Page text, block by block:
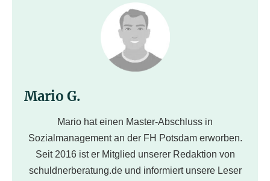
Mario G.
Mario hat einen Master-Abschluss in
Sozialmanagement an der FH Potsdam erworben.
Seit 2016 ist er Mitglied unserer Redaktion von
schuldnerberatung.de und informiert unsere Leser